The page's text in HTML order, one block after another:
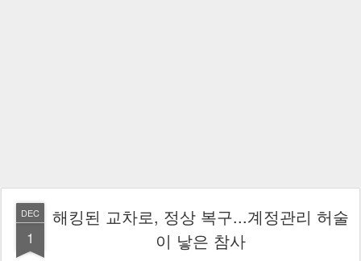
DEC
1
해킹된 교차로, 정상 복구...계정관리 허술
이 낳은 참사